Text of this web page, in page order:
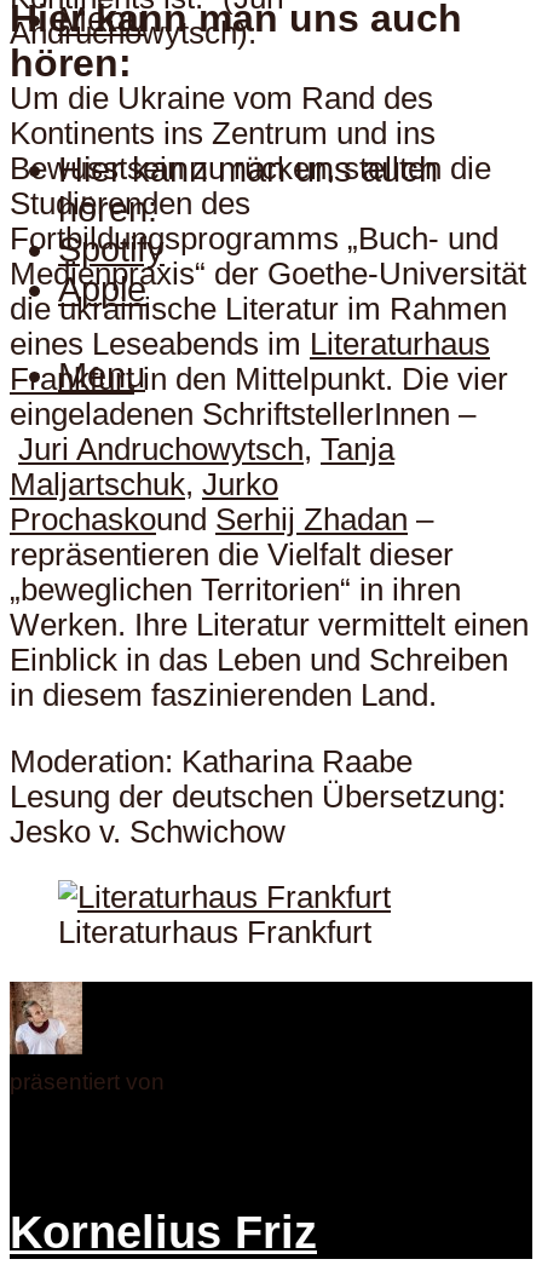
Menu
Hier kann man uns auch
hören:
Hier kann man uns auch
hören:
Spotify
Apple
Menu
Andruchowytsch).
Um die Ukraine vom Rand des
Kontinents ins Zentrum und ins
Bewusstsein zu rücken, stellten die
Studierenden des
Fortbildungsprogramms „Buch- und
Medienpraxis“ der Goethe-Universität
die ukrainische Literatur im Rahmen
eines Leseabends im Literaturhaus
Frankfurtin den Mittelpunkt. Die vier
eingeladenen SchriftstellerInnen –
Juri Andruchowytsch, Tanja
Maljartschuk, Jurko
Prochaskound Serhij Zhadan –
repräsentieren die Vielfalt dieser
„beweglichen Territorien“ in ihren
Werken. Ihre Literatur vermittelt einen
Einblick in das Leben und Schreiben
in diesem faszinierenden Land.
Moderation: Katharina Raabe
Lesung der deutschen Übersetzung:
Jesko v. Schwichow
Literaturhaus Frankfurt
präsentiert von
Kornelius Friz